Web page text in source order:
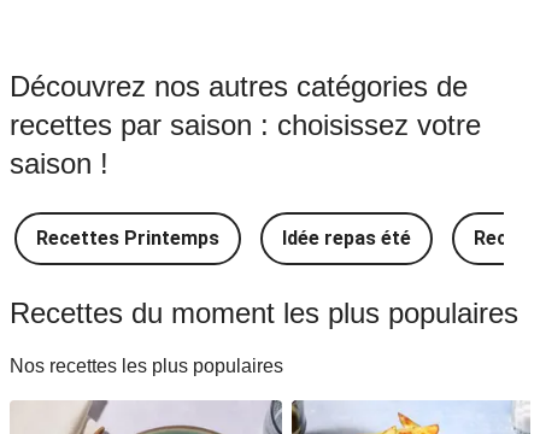
Idée Recettes vietnamiennes
Idée Recettes japonaises
Idée Recettes indiennes
Idée Recettes espagnoles
Découvrez nos autres catégories de
recettes par saison : choisissez votre
saison !
Recettes Printemps Idée repas été
Recettes du moment les plus populaires
Nos recettes les plus populaires